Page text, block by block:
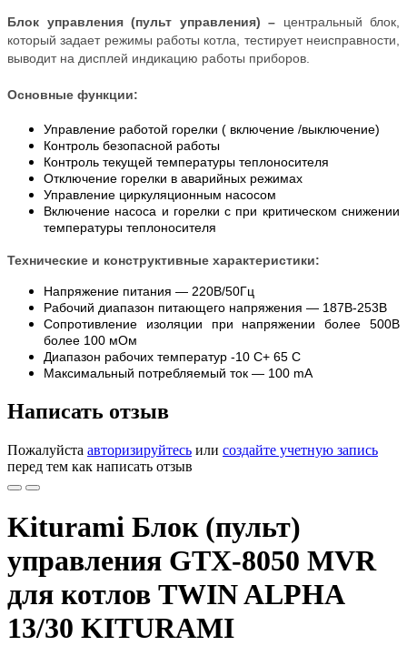
Блок управления (пульт управления) – центральный блок,
который задает режимы работы котла, тестирует неисправности,
выводит на дисплей индикацию работы приборов.
Основные функции:
Управление работой горелки ( включение /выключение)
Контроль безопасной работы
Контроль текущей температуры теплоносителя
Отключение горелки в аварийных режимах
Управление циркуляционным насосом
Включение насоса и горелки с при критическом снижении
температуры теплоносителя
Технические и конструктивные характеристики:
Напряжение питания — 220В/50Гц
Рабочий диапазон питающего напряжения — 187В-253В
Сопротивление изоляции при напряжении более 500В
более 100 мОм
Диапазон рабочих температур -10 С+ 65 С
Максимальный потребляемый ток — 100 mA
Написать отзыв
Пожалуйста авторизируйтесь или создайте учетную запись
перед тем как написать отзыв
Kiturami Блок (пульт)
управления GTX-8050 MVR
для котлов TWIN ALPHA
13/30 KITURAMI